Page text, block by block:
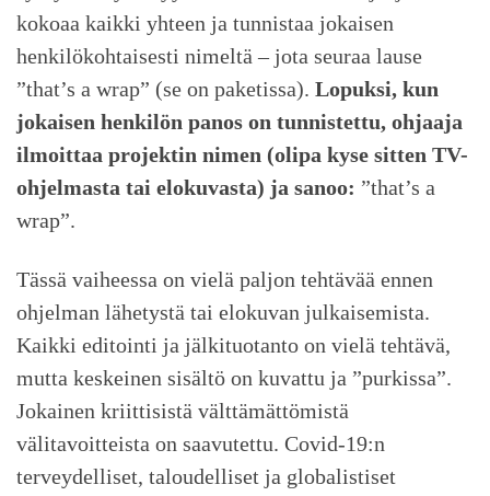
kokoaa kaikki yhteen ja tunnistaa jokaisen
henkilökohtaisesti nimeltä – jota seuraa lause
”that’s a wrap” (se on paketissa). Lopuksi, kun
jokaisen henkilön panos on tunnistettu, ohjaaja
ilmoittaa projektin nimen (olipa kyse sitten TV-
ohjelmasta tai elokuvasta) ja sanoo: ”that’s a
wrap”.
Tässä vaiheessa on vielä paljon tehtävää ennen
ohjelman lähetystä tai elokuvan julkaisemista.
Kaikki editointi ja jälkituotanto on vielä tehtävä,
mutta keskeinen sisältö on kuvattu ja ”purkissa”.
Jokainen kriittisistä välttämättömistä
välitavoitteista on saavutettu. Covid-19:n
terveydelliset, taloudelliset ja globalistiset